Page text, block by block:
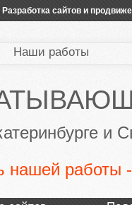
сайтов и
Наши работы
и
нашей работы